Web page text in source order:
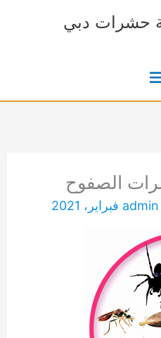
حشرات دبي
الصفوح
admin